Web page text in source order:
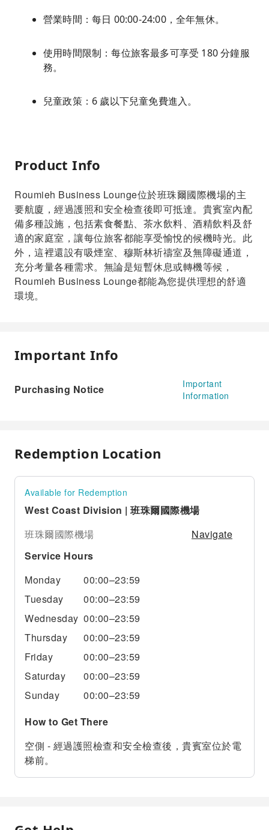
營業時間：每日 00:00-24:00，全年無休。
使用時間限制：每位旅客最多可享受 180 分鐘服
務。
兒童政策：6 歲以下兒童免費進入。
Product Info
Roumieh Business Lounge位於班珠爾國際機場的主
要航廈，經過護照和安全檢查後即可抵達。貴賓室內配
備多種設施，包括素食餐點、茶水飲料、酒精飲料及舒
適的家庭室，讓每位旅客都能享受愉悅的候機時光。此
外，這裡還設有吸煙室、穆斯林祈禱室及無障礙通道，
充分考量各種需求。無論是短暫休息或轉機等候，
Roumieh Business Lounge都能為您提供理想的舒適
環境。
Important Info
Purchasing Notice
Important
Information
Redemption Location
Available for Redemption
West Coast Division | 班珠爾國際機場
班珠爾國際機場
Navigate
Service Hours
Monday
00:00–23:59
Tuesday
00:00–23:59
Wednesday 00:00–23:59
Thursday
00:00–23:59
Friday
00:00–23:59
Saturday
00:00–23:59
Sunday
00:00–23:59
How to Get There
空側 - 經過護照檢查和安全檢查後，貴賓室位於電
梯前。